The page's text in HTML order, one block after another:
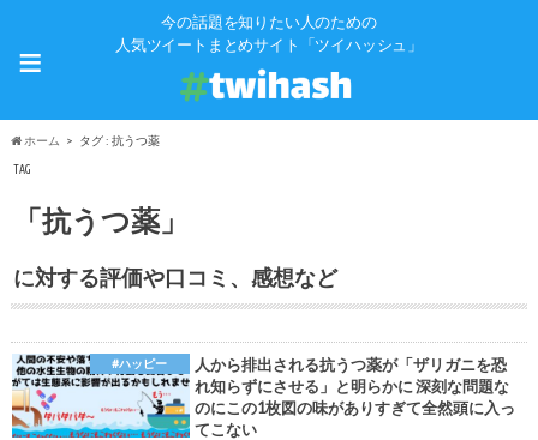
今の話題を知りたい人のための
人気ツイートまとめサイト「ツイハッシュ」
≡
ホーム タグ : 抗うつ薬
TAG
「抗うつ薬」
に対する評価や口コミ、感想など
#ハッピー
人から排出される抗うつ薬が「ザリガニを恐
れ知らずにさせる」と明らかに 深刻な問題な
のにこの1枚図の味がありすぎて全然頭に入っ
てこない